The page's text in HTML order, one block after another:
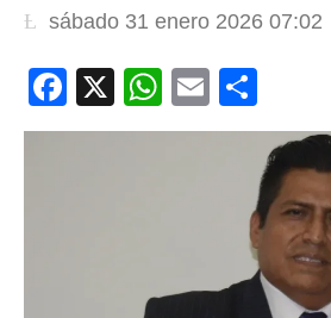
sábado 31 enero 2026 07:02
Facebook
X WhatsApp
Email